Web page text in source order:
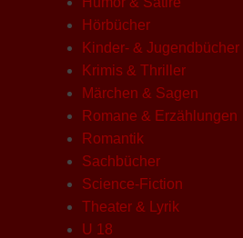
Hörbücher
Kinder- & Jugendbücher
Krimis & Thriller
Märchen & Sagen
Romane & Erzählungen
Romantik
Sachbücher
Science-Fiction
Theater & Lyrik
U 18